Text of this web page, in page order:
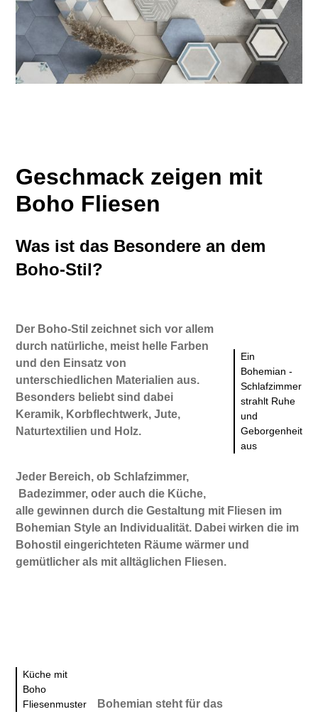
Geschmack zeigen mit
Boho Fliesen
Was ist das Besondere an dem
Boho-Stil?
Ein
Bohemian -
Schlafzimmer
strahlt Ruhe
und
Geborgenheit
aus
Der Boho-Stil zeichnet sich vor allem
durch natürliche, meist helle Farben
und den Einsatz von
unterschiedlichen Materialien aus.
Besonders beliebt sind dabei
Keramik, Korbflechtwerk, Jute,
Naturtextilien und Holz.
Jeder Bereich, ob Schlafzimmer,
Badezimmer, oder auch die Küche,
alle gewinnen durch die Gestaltung mit Fliesen im
Bohemian Style an Individualität. Dabei wirken die im
Bohostil eingerichteten Räume wärmer und
gemütlicher als mit alltäglichen Fliesen.
Küche mit
Boho
Fliesenmuster
Bohemian steht für das